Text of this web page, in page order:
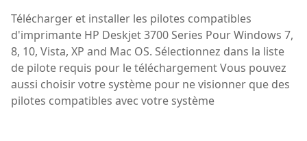
Télécharger et installer les pilotes compatibles
d'imprimante HP Deskjet 3700 Series Pour Windows 7,
8, 10, Vista, XP and Mac OS. Sélectionnez dans la liste
de pilote requis pour le téléchargement Vous pouvez
aussi choisir votre système pour ne visionner que des
pilotes compatibles avec votre système